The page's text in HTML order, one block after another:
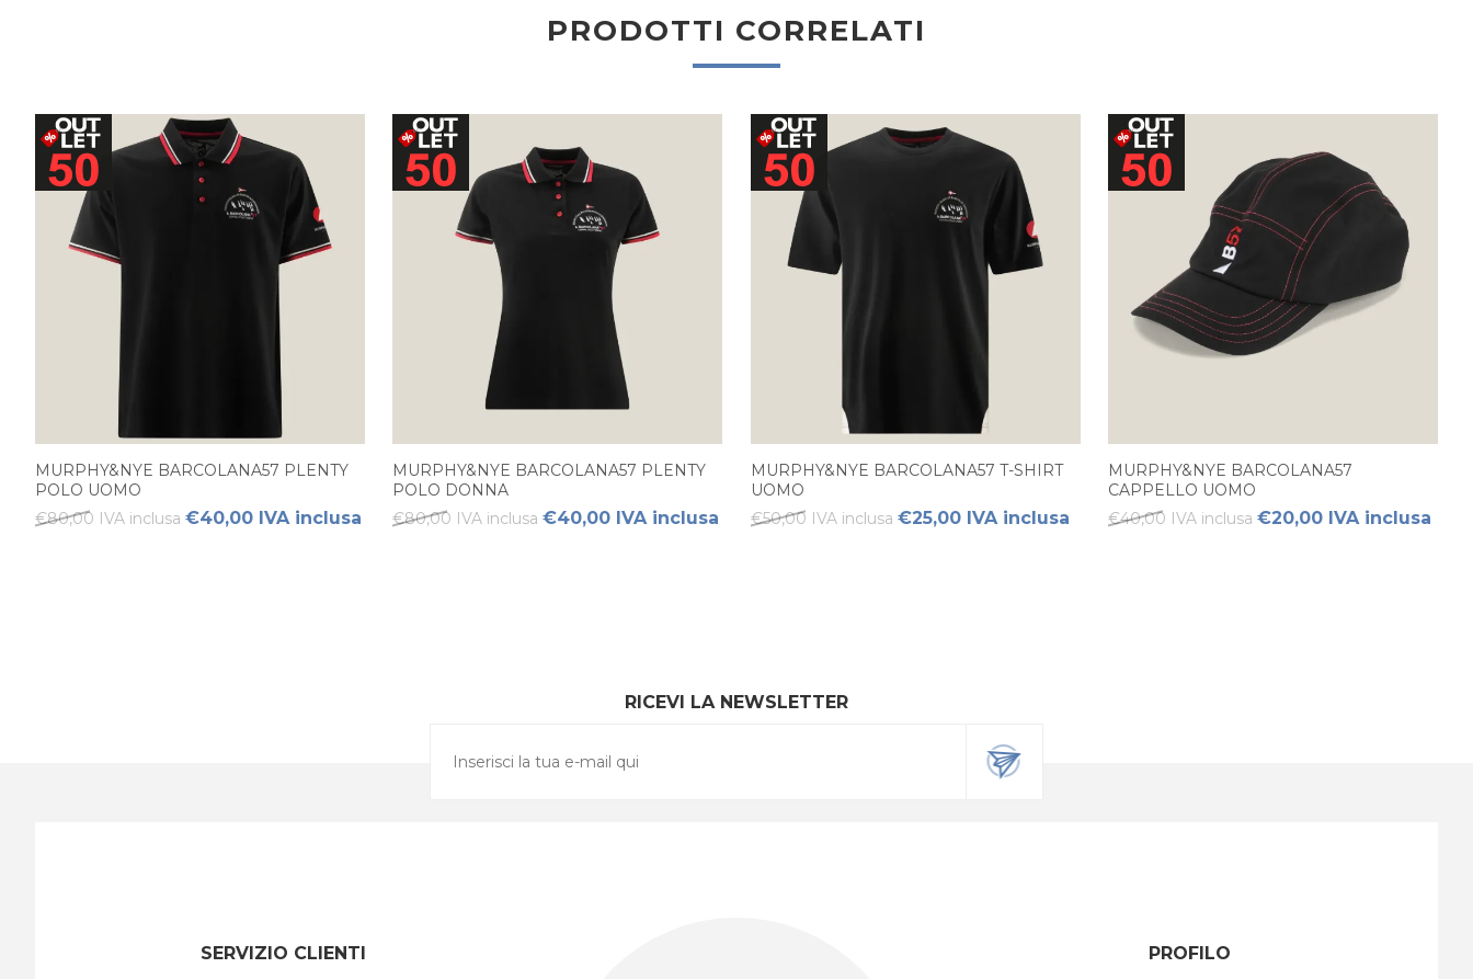
PRODOTTI CORRELATI
MURPHY&NYE BARCOLANA57 PLENTY
POLO UOMO
€80,00 IVA inclusa €40,00 IVA inclusa
MURPHY&NYE BARCOLANA57 PLENTY
POLO DONNA
€80,00 IVA inclusa €40,00 IVA inclusa
MURPHY&NYE BARCOLANA57 T-SHIRT
UOMO
€50,00 IVA inclusa €25,00 IVA inclusa
MURPHY&NYE BARCOLANA57
CAPPELLO UOMO
€40,00 IVA inclusa €20,00 IVA inclusa
RICEVI LA NEWSLETTER
SERVIZIO CLIENTI PROFILO